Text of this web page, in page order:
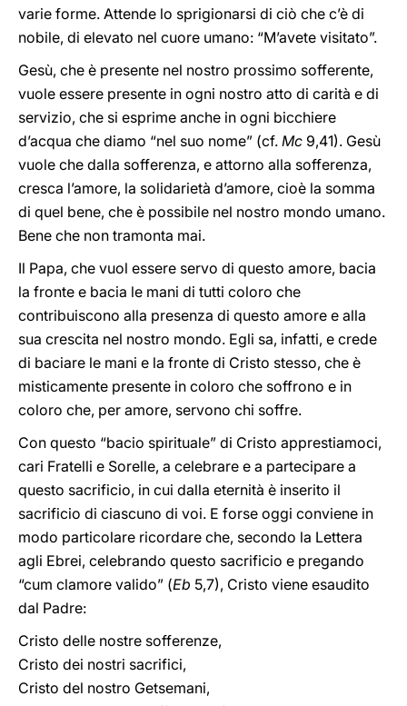
varie forme. Attende lo sprigionarsi di ciò che c’è di
nobile, di elevato nel cuore umano: “M’avete visitato”.
Gesù, che è presente nel nostro prossimo sofferente,
vuole essere presente in ogni nostro atto di carità e di
servizio, che si esprime anche in ogni bicchiere
d’acqua che diamo “nel suo nome” (cf. Mc 9,41). Gesù
vuole che dalla sofferenza, e attorno alla sofferenza,
cresca l’amore, la solidarietà d’amore, cioè la somma
di quel bene, che è possibile nel nostro mondo umano.
Bene che non tramonta mai.
Il Papa, che vuol essere servo di questo amore, bacia
la fronte e bacia le mani di tutti coloro che
contribuiscono alla presenza di questo amore e alla
sua crescita nel nostro mondo. Egli sa, infatti, e crede
di baciare le mani e la fronte di Cristo stesso, che è
misticamente presente in coloro che soffrono e in
coloro che, per amore, servono chi soffre.
Con questo “bacio spirituale” di Cristo apprestiamoci,
cari Fratelli e Sorelle, a celebrare e a partecipare a
questo sacrificio, in cui dalla eternità è inserito il
sacrificio di ciascuno di voi. E forse oggi conviene in
modo particolare ricordare che, secondo la Lettera
agli Ebrei, celebrando questo sacrificio e pregando
“cum clamore valido” (Eb 5,7), Cristo viene esaudito
dal Padre:
Cristo delle nostre sofferenze,
Cristo dei nostri sacrifici,
Cristo del nostro Getsemani,